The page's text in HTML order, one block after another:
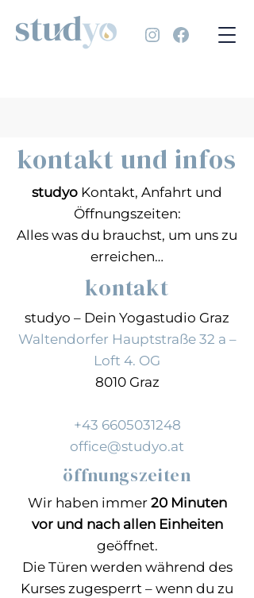
kontakt und infos
studyo Kontakt, Anfahrt und
Öffnungszeiten:
Alles was du brauchst, um uns zu
erreichen…
kontakt
studyo – Dein Yogastudio Graz
Waltendorfer Hauptstraße 32 a –
Loft 4. OG
8010 Graz
+43 6605031248
office@studyo.at
öffnungszeiten
Wir haben immer 20 Minuten
vor und nach allen Einheiten
geöffnet.
Die Türen werden während des
Kurses zugesperrt – wenn du zu